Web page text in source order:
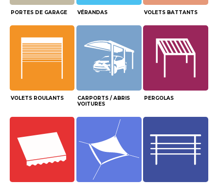
PORTES DE GARAGE VÉRANDAS VOLETS BATTANTS
VOLETS ROULANTS
CARPORTS / ABRIS
VOITURES
PERGOLAS